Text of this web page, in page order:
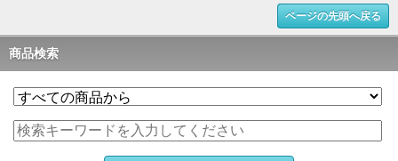
ページの先頭へ戻る
商品検索